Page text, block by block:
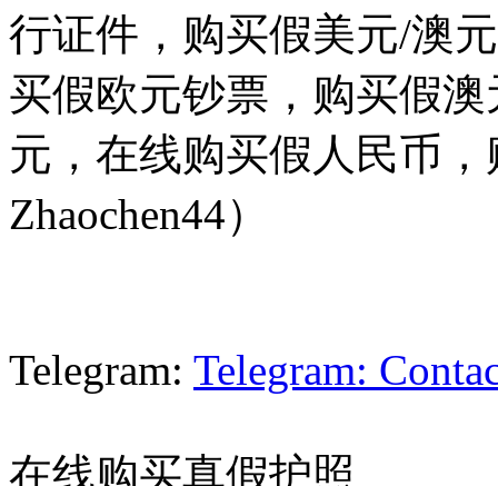
行证件，购买假美元/澳
买假欧元钞票，购买假
元，在线购买假人民币，
Zhaochen44）
Telegram: Telegram:
在线购买真假护照​